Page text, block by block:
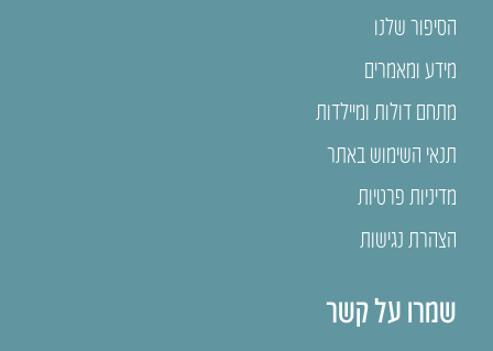
הסיפור שלנו
מידע ומאמרים
מתחם דולות ומיילדות
תנאי השימוש באתר
מדיניות פרטיות
הצהרת נגישות
שמרו על קשר